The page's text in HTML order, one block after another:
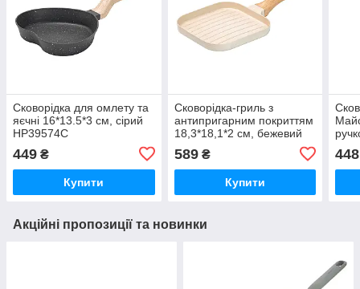
Сковорідка для омлету та
яєчні 16*13.5*3 см, сірий
HP39574C
449 ₴
Купити
Сковорідка-гриль з
антипригарним покриттям
18,3*18,1*2 см, бежевий
589₴
Купити
448
Акційні пропозиції та новинки